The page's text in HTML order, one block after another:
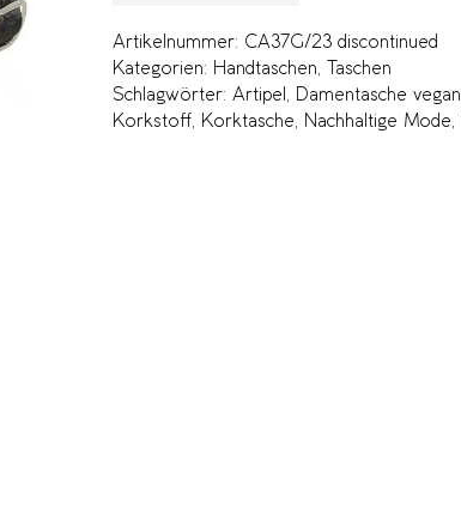
Artikelnummer: CA37G/23 discontinued
Kategorien: Handtaschen,
Taschen
Schlagwörter: Artipel , Damentasche vegan
Korkstoff, Korktasche, Nachhaltige Mode,